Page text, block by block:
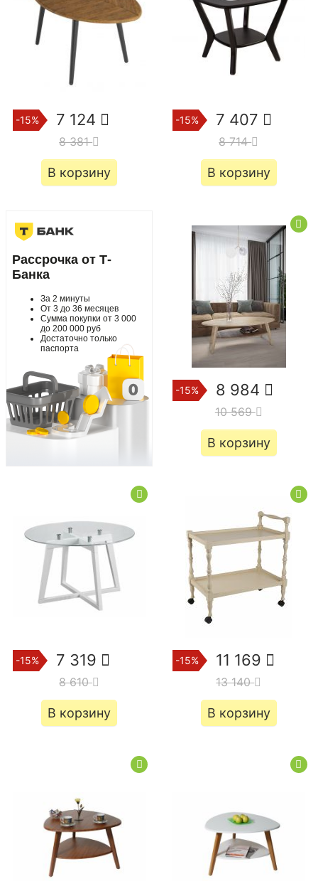
-15% 7 124
8 381
В корзину
-15% 7 407
8 714
В корзину
Рассрочка от Т-
Банка
За 2 минуты
От 3 до 36 месяцев
Сумма покупки от 3 000
до 200 000 руб
Достаточно только
паспорта
-15% 8 984
10 569
В корзину
-15% 7 319
8 610
В корзину
-15% 11 169
13 140
В корзину